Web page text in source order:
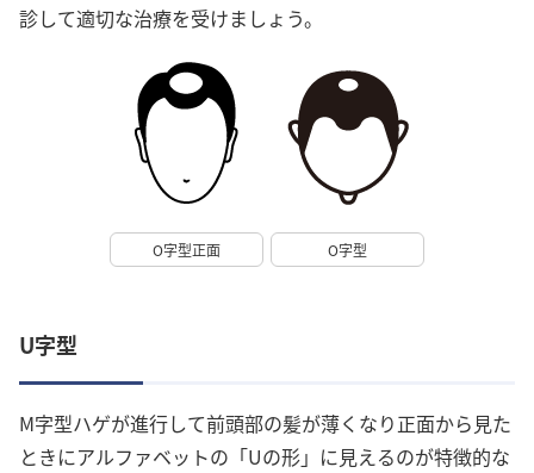
診して適切な治療を受けましょう。
O字型正面 O字型
U字型
M字型ハゲが進行して前頭部の髪が薄くなり正面から見た
ときにアルファベットの「Uの形」に見えるのが特徴的な